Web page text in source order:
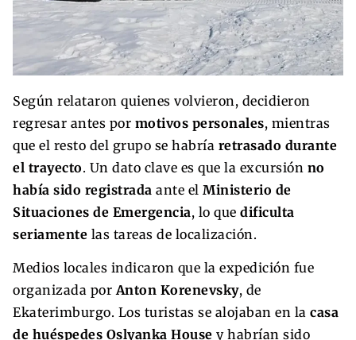
Según relataron quienes volvieron, decidieron
regresar antes por motivos personales, mientras
que el resto del grupo se habría retrasado durante
el trayecto. Un dato clave es que la excursión no
había sido registrada ante el Ministerio de
Situaciones de Emergencia, lo que dificulta
seriamente las tareas de localización.
Medios locales indicaron que la expedición fue
organizada porAnton Korenevsky, de
Ekaterimburgo. Los turistas se alojaban en la casa
de huéspedes Oslyanka House y habrían sido